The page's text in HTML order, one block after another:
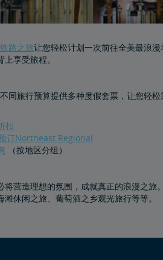
路之旅让您轻松计划一次前往全美最浪
上享受旅程。
同旅行预算提供多种度假套票，让您轻
扣
订Northeast Regional
（按地区分组）
将营造理想的氛围，成就真正的浪漫之旅。
滩休闲之旅、葡萄酒之乡观光旅行等等。